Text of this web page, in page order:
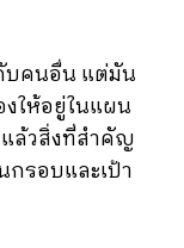
บคนอื่น แต่มัน
ให้อยู่ในแผน
แล้วสิ่งที่สำคัญ
กรอบและเป้า